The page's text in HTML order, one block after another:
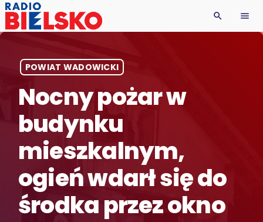
search menu
POWIAT WADOWICKI
Nocny pożar w
budynku
mieszkalnym,
ogień wdarł się do
środka przez okno